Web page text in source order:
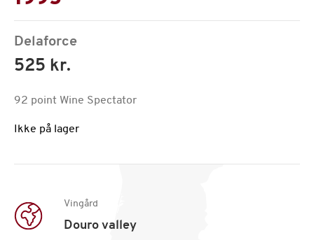
Delaforce
525 kr.
92 point Wine Spectator
Ikke på lager
Vingård
Douro valley